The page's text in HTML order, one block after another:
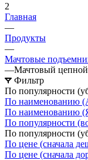
2
Главная
—
Продукты
—
Мачтовые
—Мачтовый
Фильтр
По популярности
По наименованию
По наименованию
По популярности
По популярности
По цене (сначала
По цене (сначала